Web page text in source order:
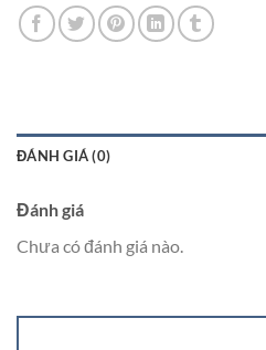
ĐÁNH GIÁ (0)
Đánh giá
Chưa có đánh giá nào.